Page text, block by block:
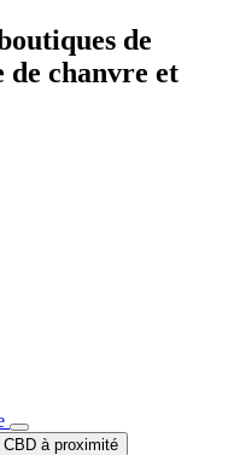
de
de chanvre et
à proximité